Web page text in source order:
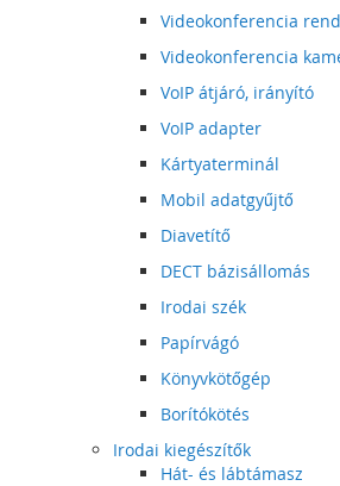
Videokonferencia
Videokonferencia
VoIP átjáró, irányító
VoIP adapter
Kártyaterminál
Mobil adatgyűjtő
Diavetítő
DECT bázisállomás
Irodai szék
Papírvágó
Könyvkötőgép
Borítókötés
Irodai kiegészítők
Hát- és lábtámasz